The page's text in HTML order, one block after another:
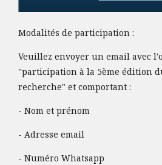
Modalités de participation :
Veuillez envoyer un email avec
"participation à la 5ème édition
recherche" et comportant :
- Nom et prénom
- Adresse email
- Numéro Whatsapp